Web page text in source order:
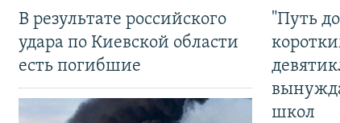
В результате российского
удара по Киевской области
есть погибшие
"Путь
школ